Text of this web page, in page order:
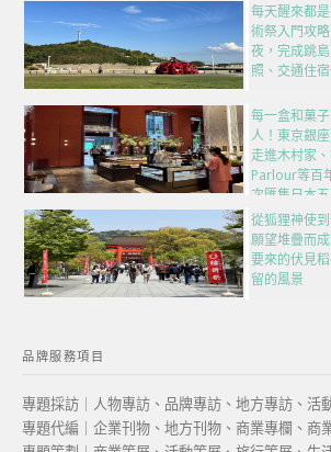
每天醒來都
術祭入門攻
夜，完成跳
照、交通住
每一盒和菓
人！東京銀
走進木村家
Parlour等百
次匯集日本
從狐狸神使
願望堆疊而
要來的伏見
留的風景
品牌服務項目
專題採訪｜人物專訪、品牌專訪、地方專訪、活
專題代編｜企業刊物、地方刊物、商業專欄、商